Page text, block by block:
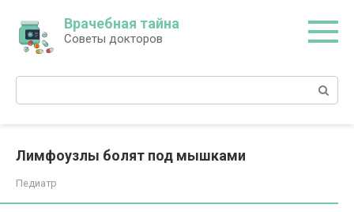
контенту
Врачебная тайна
Советы докторов
Поиск:
Лимфоузлы болят под мышками
Педиатр